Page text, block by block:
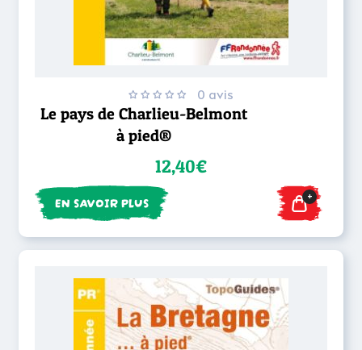
0 avis
Le pays de Charlieu-Belmont
à pied®
12,40€
EN SAVOIR PLUS +